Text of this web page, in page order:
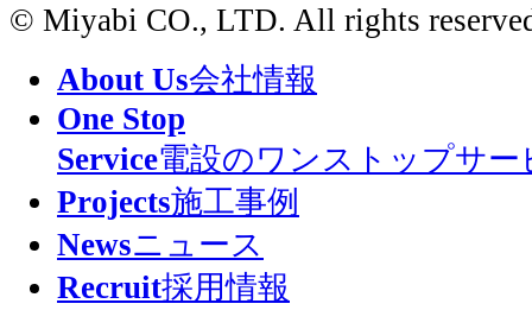
© Miyabi CO., LTD. All rights
About Us会社情報
One Stop
Service電設のワンストップサー
Projects施工事例
Newsニュース
Recruit採用情報